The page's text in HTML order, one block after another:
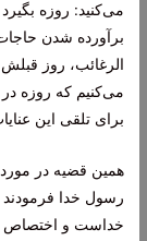
می‌کنید: روزه
برآورده شدن
الرغائب، روز
می‌کنیم که روزه
برای تلقی این
همین قضیه در
رسول خدا فرمودند
خداست و اختصاص